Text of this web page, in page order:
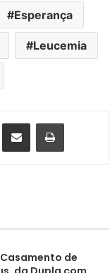
Esperança
Leucemia
de